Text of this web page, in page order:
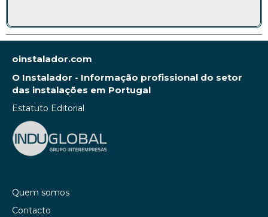
oinstalador.com
O Instalador - Informação profissional do setor
das instalações em Portugal
Estatuto Editorial
Quem somos
Contacto